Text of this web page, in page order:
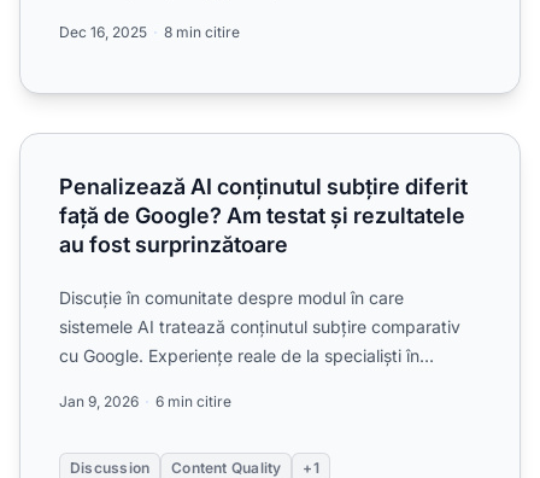
Dec 16, 2025 8 min citire
Penalizează AI conținutul subțire diferit față de Google?
Penalizează AI conținutul subțire diferit
față de Google? Am testat și rezultatele
au fost surprinzătoare
Discuție în comunitate despre modul în care
sistemele AI tratează conținutul subțire comparativ
cu Google. Experiențe reale de la specialiști în
Jan 9, 2026 6 min citire
Discussion Content Quality +1